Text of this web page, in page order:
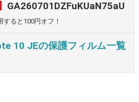
GA260701DZFuKUaN75aU
ると100円オフ！
10 JEの保護フィルム一覧